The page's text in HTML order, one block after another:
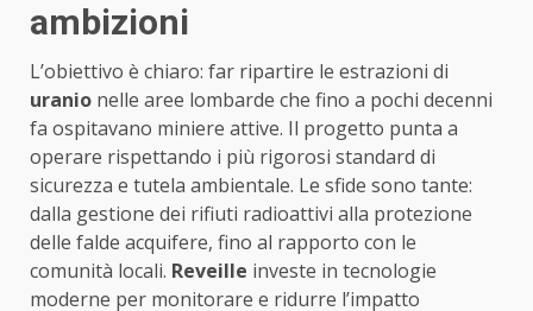
ambizioni
L’obiettivo è chiaro: far ripartire le estrazioni di
uranio nelle aree lombarde che fino a pochi decenni
fa ospitavano miniere attive. Il progetto punta a
operare rispettando i più rigorosi standard di
sicurezza e tutela ambientale. Le sfide sono tante:
dalla gestione dei rifiuti radioattivi alla protezione
delle falde acquifere, fino al rapporto con le
comunità locali. Reveille investe in tecnologie
moderne per monitorare e ridurre l’impatto